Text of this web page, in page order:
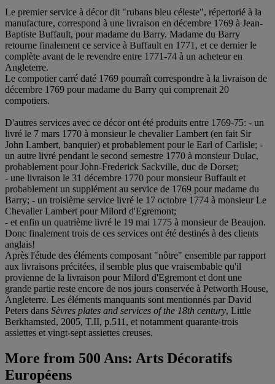
Le premier service à décor dit "rubans bleu céleste", répertorié à la
manufacture, correspond à une livraison en décembre 1769 à Jean-
Baptiste Buffault, pour madame du Barry. Madame du Barry
retourne finalement ce service à Buffault en 1771, et ce dernier le
complète avant de le revendre entre 1771-74 à un acheteur en
Angleterre.
Le compotier carré daté 1769 pourraît correspondre à la livraison de
décembre 1769 pour madame du Barry qui comprenait 20
compotiers.
D'autres services avec ce décor ont été produits entre 1769-75: - un
livré le 7 mars 1770 à monsieur le chevalier Lambert (en fait Sir
John Lambert, banquier) et probablement pour le Earl of Carlisle; -
un autre livré pendant le second semestre 1770 à monsieur Dulac,
probablement pour John-Frederick Sackville, duc de Dorset;
- une livraison le 31 décembre 1770 pour monsieur Buffault et
probablement un supplément au service de 1769 pour madame du
Barry; - un troisième service livré le 17 octobre 1774 à monsieur Le
Chevalier Lambert pour Milord d'Egremont;
- et enfin un quatrième livré le 19 mai 1775 à monsieur de Beaujon.
Donc finalement trois de ces services ont été destinés à des clients
anglais!
Après l'étude des éléments composant "nôtre" ensemble par rapport
aux livraisons précitées, il semble plus que vraisembable qu'il
provienne de la livraison pour Milord d'Egremont et dont une
grande partie reste encore de nos jours conservée à Petworth House,
Angleterre. Les éléments manquants sont mentionnés par David
Peters dans Sèvres plates and services of the 18th century, Little
Berkhamsted, 2005, T.II, p.511, et notamment quarante-trois
assiettes et vingt-sept assiettes creuses.
More from 500 Ans: Arts Décoratifs
Européens